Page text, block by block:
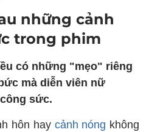
những cảnh
trong phim
có những "mẹo" riêng
mà diễn viên nữ
sức.
hôn hay cảnh nóng không